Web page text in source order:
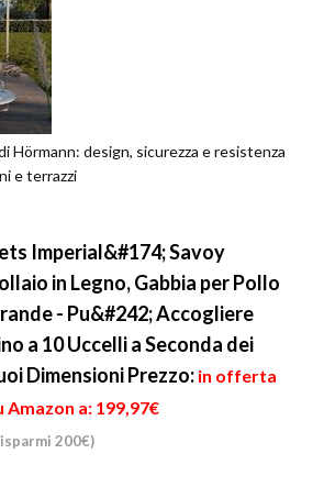
Hörmann: design, sicurezza e resistenza
e terrazzi
Imperial&#174; Savoy
in Legno, Gabbia per Pollo
- Pu&#242; Accogliere
a 10 Uccelli a Seconda dei
DimensioniPrezzo: in offerta
Amazon a: 199,97€
200€)